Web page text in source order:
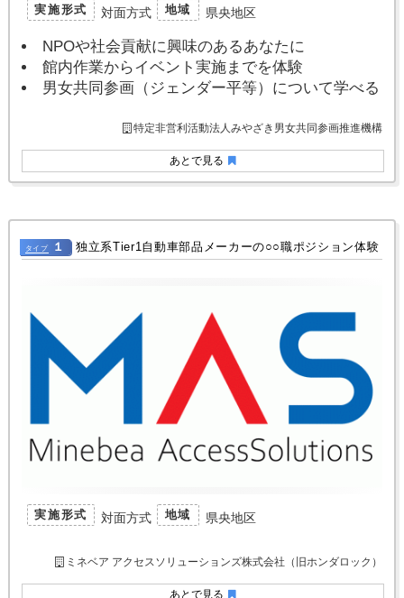
あとで見る
実施形式 対面方式 地域 県央地区
NPOや社会貢献に興味のあるあなたに
館内作業からイベント実施までを体験
男女共同参画（ジェンダー平等）について学べる
特定非営利活動法人みやざき男女共同参画推進機構
タイプ １ 独立系Tier1自動車部品メーカーの○○職ポジション体験
あとで見る
実施形式 対面方式 地域 県央地区
ミネベア アクセスソリューションズ株式会社（旧ホンダロック）